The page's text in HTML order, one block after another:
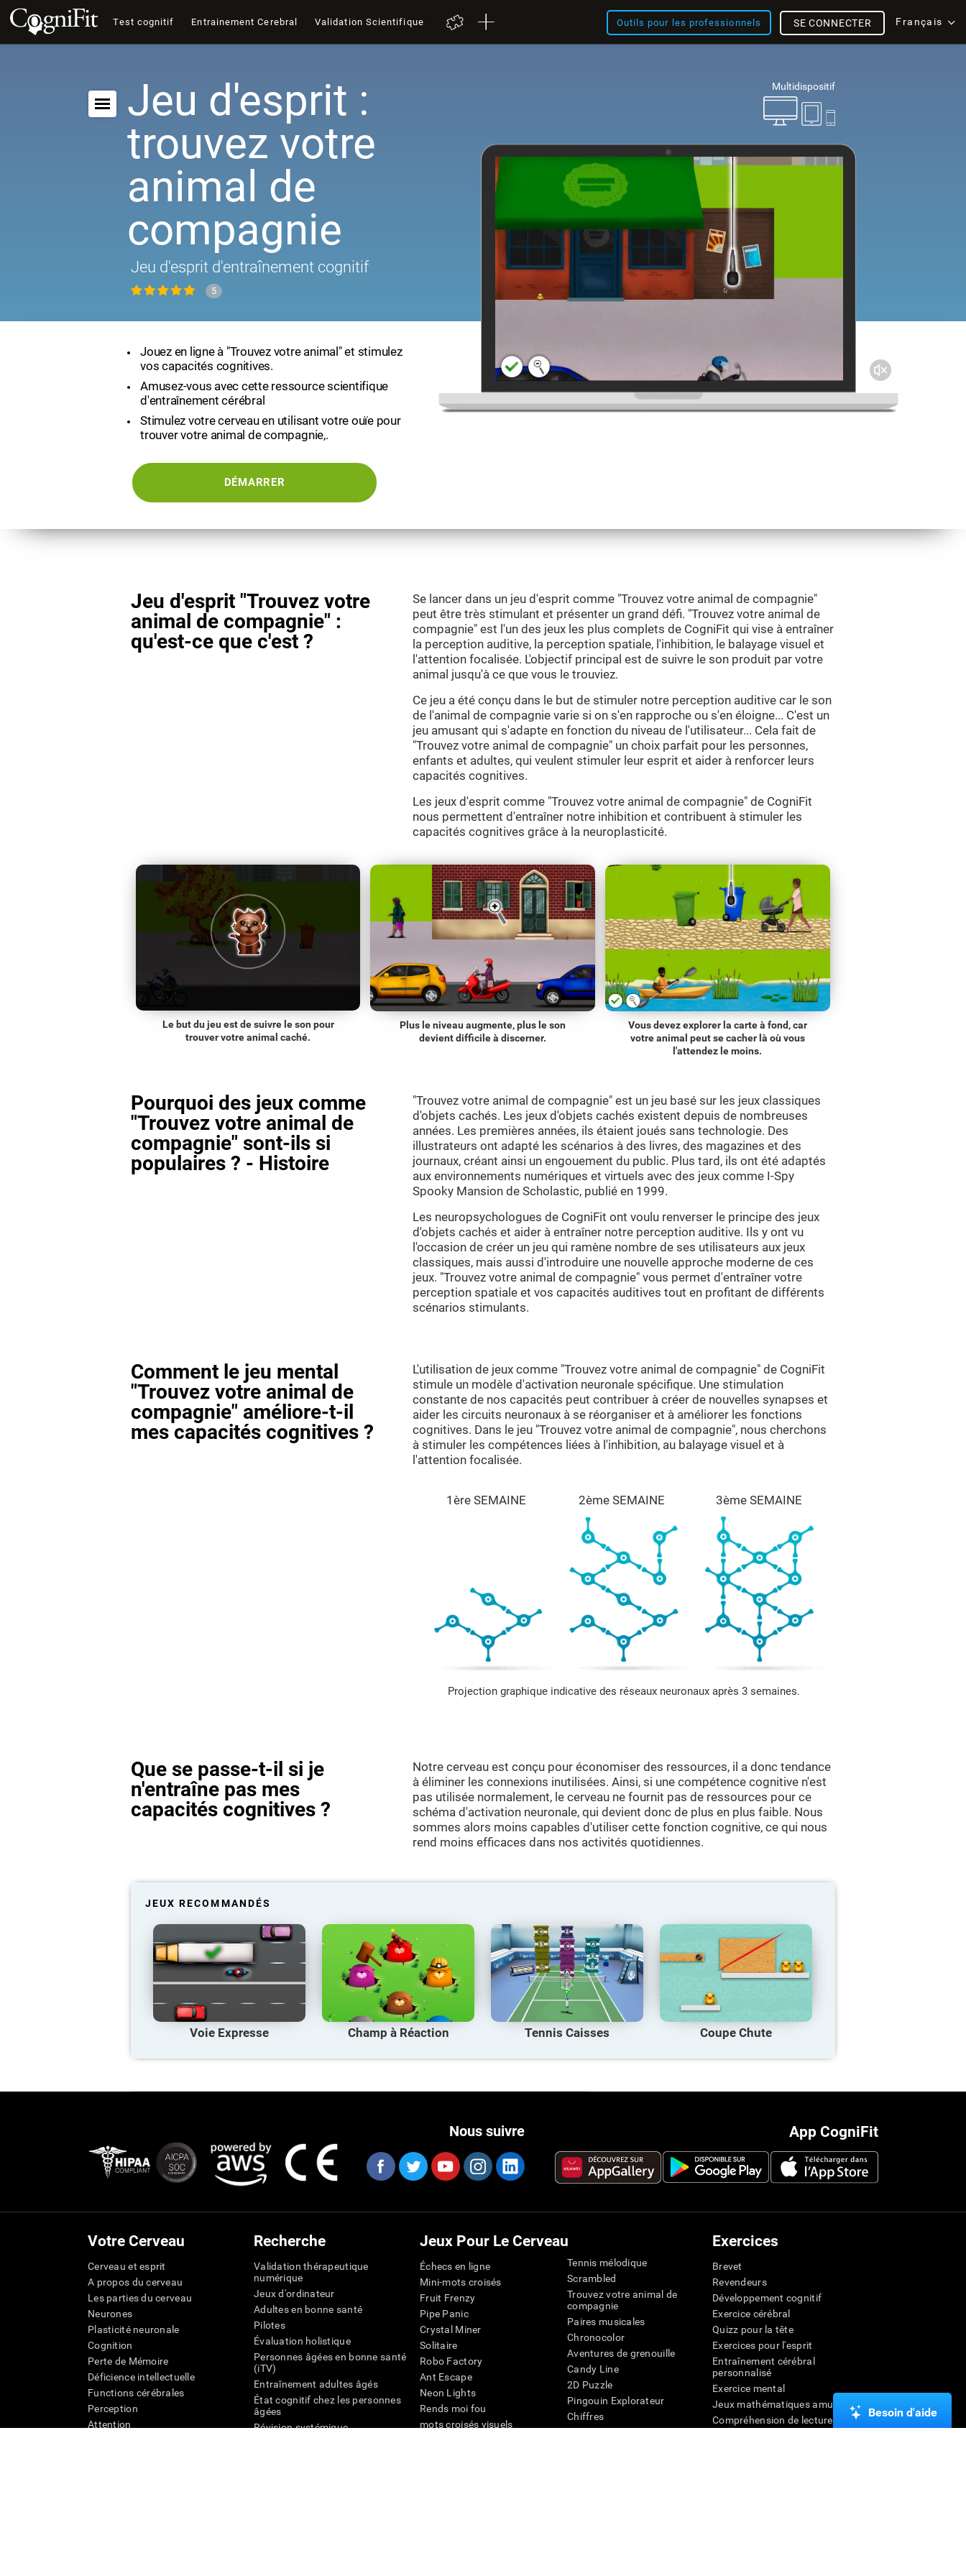
Test cognitif Entrainement Cerebral Validation Scientifique Outils pour les professionnels Français
SE CONNECTER
Multidispositif
Jeu d'esprit :
trouvez votre
animal de
compagnie
Jeu d'esprit d'entraînement cognitif
5
Jouez en ligne à "Trouvez votre animal" et stimulez
vos capacités cognitives.
Amusez-vous avec cette ressource scientifique
d'entraînement cérébral
Stimulez votre cerveau en utilisant votre ouïe pour
trouver votre animal de compagnie,.
DÉMARRER
Jeu d'esprit "Trouvez votre
animal de compagnie" :
qu'est-ce que c'est ?
Se lancer dans un jeu d'esprit comme "Trouvez votre animal de compagnie"
peut être très stimulant et présenter un grand défi. "Trouvez votre animal de
compagnie" est l'un des jeux les plus complets de CogniFit qui vise à entraîner
la perception auditive, la perception spatiale, l'inhibition, le balayage visuel et
l'attention focalisée. L'objectif principal est de suivre le son produit par votre
animal jusqu'à ce que vous le trouviez.
Ce jeu a été conçu dans le but de stimuler notre perception auditive car le son
de l'animal de compagnie varie si on s'en rapproche ou s'en éloigne... C'est un
jeu amusant qui s'adapte en fonction du niveau de l'utilisateur... Cela fait de
"Trouvez votre animal de compagnie" un choix parfait pour les personnes,
enfants et adultes, qui veulent stimuler leur esprit et aider à renforcer leurs
capacités cognitives.
Les jeux d'esprit comme "Trouvez votre animal de compagnie" de CogniFit
nous permettent d'entraîner notre inhibition et contribuent à stimuler les
capacités cognitives grâce à la neuroplasticité.
Le but du jeu est de suivre le son pour
trouver votre animal caché.
Plus le niveau augmente, plus le son
devient difficile à discerner.
Vous devez explorer la carte à fond, car
votre animal peut se cacher là où vous
l'attendez le moins.
Pourquoi des jeux comme
"Trouvez votre animal de
compagnie" sont-ils si
populaires ? - Histoire
"Trouvez votre animal de compagnie" est un jeu basé sur les jeux classiques
d'objets cachés. Les jeux d'objets cachés existent depuis de nombreuses
années. Les premières années, ils étaient joués sans technologie. Des
illustrateurs ont adapté les scénarios à des livres, des magazines et des
journaux, créant ainsi un engouement du public. Plus tard, ils ont été adaptés
aux environnements numériques et virtuels avec des jeux comme I-Spy
Spooky Mansion de Scholastic, publié en 1999.
Les neuropsychologues de CogniFit ont voulu renverser le principe des jeux
d'objets cachés et aider à entraîner notre perception auditive. Ils y ont vu
l'occasion de créer un jeu qui ramène nombre de ses utilisateurs aux jeux
classiques, mais aussi d'introduire une nouvelle approche moderne de ces
jeux. "Trouvez votre animal de compagnie" vous permet d'entraîner votre
perception spatiale et vos capacités auditives tout en profitant de différents
scénarios stimulants.
Comment le jeu mental
"Trouvez votre animal de
compagnie" améliore-t-il
mes capacités cognitives ?
L'utilisation de jeux comme "Trouvez votre animal de compagnie" de CogniFit
stimule un modèle d'activation neuronale spécifique. Une stimulation
constante de nos capacités peut contribuer à créer de nouvelles synapses et
aider les circuits neuronaux à se réorganiser et à améliorer les fonctions
cognitives. Dans le jeu "Trouvez votre animal de compagnie", nous cherchons
à stimuler les compétences liées à l'inhibition, au balayage visuel et à
l'attention focalisée.
1ère SEMAINE 2ème SEMAINE 3ème SEMAINE
Projection graphique indicative des réseaux neuronaux après 3 semaines.
Que se passe-t-il si je
n'entraîne pas mes
capacités cognitives ?
Notre cerveau est conçu pour économiser des ressources, il a donc tendance
à éliminer les connexions inutilisées. Ainsi, si une compétence cognitive n'est
pas utilisée normalement, le cerveau ne fournit pas de ressources pour ce
schéma d'activation neuronale, qui devient donc de plus en plus faible. Nous
sommes alors moins capables d'utiliser cette fonction cognitive, ce qui nous
rend moins efficaces dans nos activités quotidiennes.
JEUX RECOMMANDÉS
Voie Expresse Champ à Réaction Tennis Caisses Coupe Chute
App CogniFit
Nous suivre
Votre Cerveau
Cerveau et esprit
A propos du cerveau
Les parties du cerveau
Neurones
Plasticité neuronale
Cognition
Perte de Mémoire
Déficience intellectuelle
Functions cérébrales
Perception
Attention
Recherche
Validation thérapeutique
numérique
Jeux d'ordinateur
Adultes en bonne santé
Pilotes
Évaluation holistique
Personnes âgées en bonne santé
(iTV)
Entraînement adultes âgés
État cognitif chez les personnes
âgées
Révision systémique
Jeux Pour Le Cerveau
Échecs en ligne
Mini-mots croisés
Fruit Frenzy
Pipe Panic
Crystal Miner
Solitaire
Robo Factory
Ant Escape
Neon Lights
Rends moi fou
mots croisés visuels
Tennis mélodique
Scrambled
Trouvez votre animal de
compagnie
Paires musicales
Chronocolor
Aventures de grenouille
Candy Line
2D Puzzle
Pingouin Explorateur
Chiffres
Exercices
Brevet
Revendeurs
Développement cognitif
Exercice cérébral
Quizz pour la tête
Exercices pour l'esprit
Entraînement cérébral
personnalisé
Exercice mental
Jeux mathématiques amusants
Compréhension de lecture
Besoin d'aide